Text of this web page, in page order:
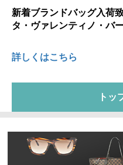
新着ブランドバッグ入荷
タ・ヴァレンティノ・バー
詳しくはこちら
トッ